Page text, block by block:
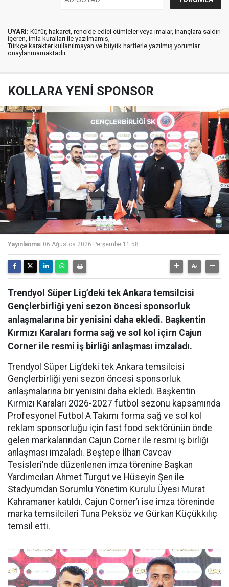
UYARI: Küfür, hakaret, rencide edici cümleler veya imalar, inançlara saldırı
içeren, imla kuralları ile yazılmamış,
Türkçe karakter kullanılmayan ve büyük harflerle yazılmış yorumlar
onaylanmamaktadır.
KOLLARA YENİ SPONSOR
Yayınlanma: 06 Ağustos 2026 Perşembe 11:58
Trendyol Süper Lig’deki tek Ankara temsilcisi
Gençlerbirliği yeni sezon öncesi sponsorluk
anlaşmalarına bir yenisini daha ekledi. Başkentin
Kırmızı Karaları forma sağ ve sol kol içirn Cajun
Corner ile resmi iş birliği anlaşması imzaladı.
Trendyol Süper Lig’deki tek Ankara temsilcisi
Gençlerbirliği yeni sezon öncesi sponsorluk
anlaşmalarına bir yenisini daha ekledi. Başkentin
Kırmızı Karaları 2026-2027 futbol sezonu kapsamında
Profesyonel Futbol A Takımı forma sağ ve sol kol
reklam sponsorluğu için fast food sektörünün önde
gelen markalarından Cajun Corner ile resmi iş birliği
anlaşması imzaladı. Beştepe İlhan Cavcav
Tesisleri’nde düzenlenen imza törenine Başkan
Yardımcıları Ahmet Turgut ve Hüseyin Şen ile
Stadyumdan Sorumlu Yönetim Kurulu Üyesi Murat
Kahramaner katıldı. Cajun Corner’ı ise imza töreninde
marka temsilcileri Tuna Peksöz ve Gürkan Küçükkılıç
temsil etti.